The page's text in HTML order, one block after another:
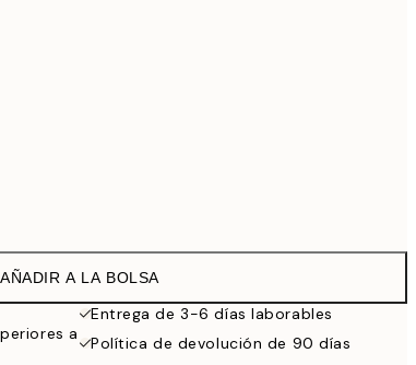
AÑADIR A LA BOLSA
Entrega de 3-6 días laborables
a
Política de devolución de 90 días